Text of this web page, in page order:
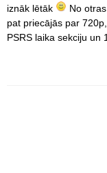
iznāk lētāk
No
pat priecājās par
PSRS laika sekciju un